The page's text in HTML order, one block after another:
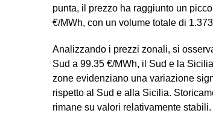
punta, il prezzo ha raggiunto un
€/MWh, con un volume totale di
Analizzando i prezzi zonali, si
Sud a 99.35 €/MWh, il Sud e la
zone evidenziano una variazione
rispetto al Sud e alla Sicilia.
rimane su valori relativamente